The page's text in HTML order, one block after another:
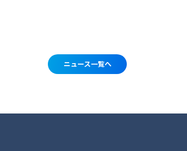
ニュース一覧へ